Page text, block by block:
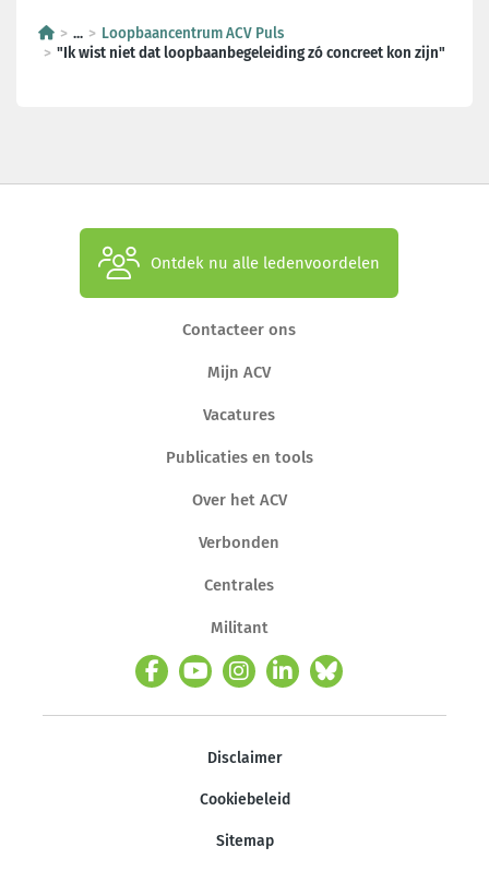
...
Loopbaancentrum ACV Puls
"Ik wist niet dat loopbaanbegeleiding zó concreet kon zijn"
Ontdek nu alle ledenvoordelen
Contacteer ons
Mijn ACV
Vacatures
Publicaties en tools
Over het ACV
Verbonden
Centrales
Militant
Disclaimer
Cookiebeleid
Sitemap